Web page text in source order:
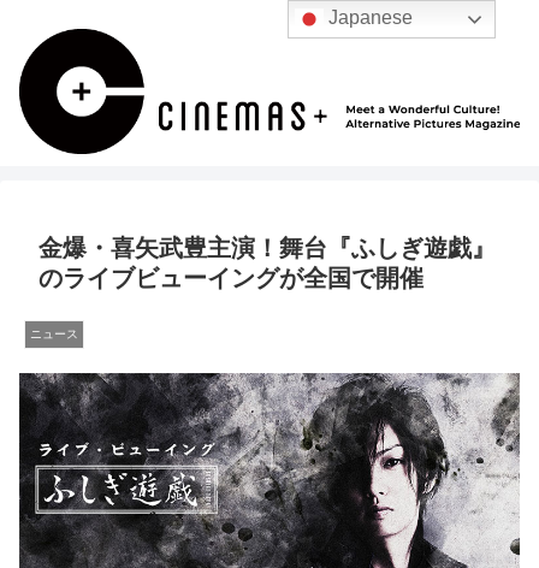
金爆・喜矢武豊主演！舞台『ふしぎ遊戯』
のライブビューイングが全国で開催
ニュース
Japanese